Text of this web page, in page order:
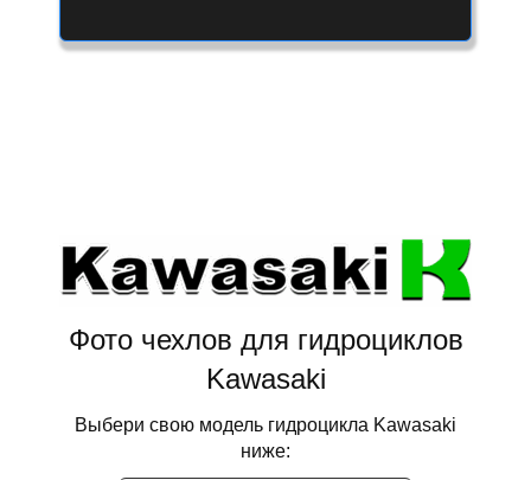
Фото чехлов для гидроциклов
Kawasaki
Выбери свою модель гидроцикла Kawasaki
ниже: